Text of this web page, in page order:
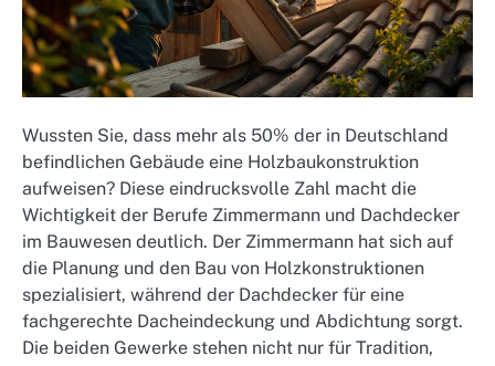
Wussten Sie, dass mehr als 50% der in Deutschland
befindlichen Gebäude eine Holzbaukonstruktion
aufweisen? Diese eindrucksvolle Zahl macht die
Wichtigkeit der Berufe Zimmermann und Dachdecker
im Bauwesen deutlich. Der Zimmermann hat sich auf
die Planung und den Bau von Holzkonstruktionen
spezialisiert, während der Dachdecker für eine
fachgerechte Dacheindeckung und Abdichtung sorgt.
Die beiden Gewerke stehen nicht nur für Tradition,